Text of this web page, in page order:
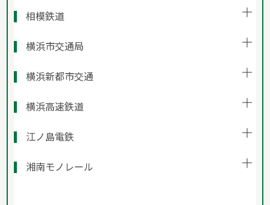
相模鉄道
横浜市交通局
横浜新都市交通
横浜高速鉄道
江ノ島電鉄
湘南モノレール